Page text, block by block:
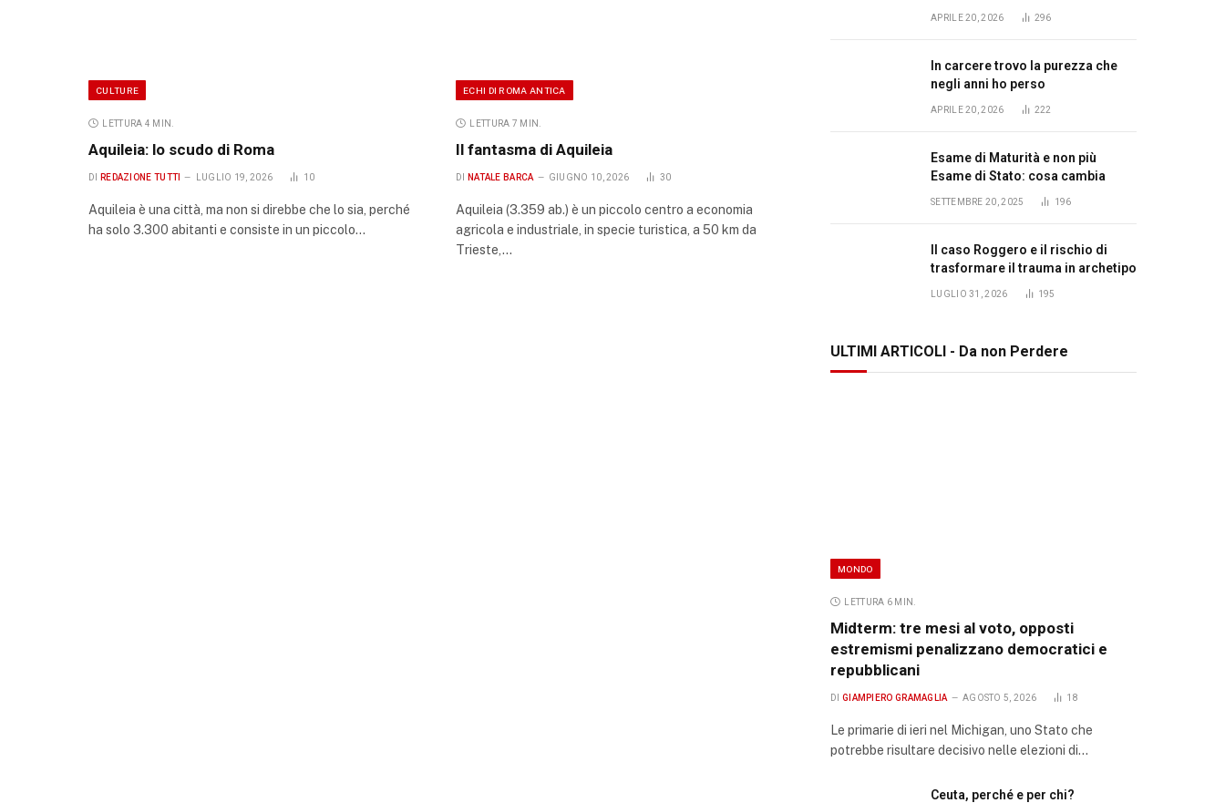
CULTURE
LETTURA 4 MIN.
Aquileia: lo scudo di Roma
DI REDAZIONE TUTTI LUGLIO 19, 2026 10
Aquileia è una città, ma non si direbbe che lo sia, perché
ha solo 3.300 abitanti e consiste in un piccolo…
ECHI DI ROMA ANTICA
LETTURA 7 MIN.
Il fantasma di Aquileia
DI NATALE BARCA GIUGNO 10, 2026 30
Aquileia (3.359 ab.) è un piccolo centro a economia
agricola e industriale, in specie turistica, a 50 km da
Trieste,…
APRILE 20, 2026 296
In carcere trovo la purezza che
negli anni ho perso
APRILE 20, 2026 222
Esame di Maturità e non più
Esame di Stato: cosa cambia
SETTEMBRE 20, 2025 196
Il caso Roggero e il rischio di
trasformare il trauma in archetipo
LUGLIO 31, 2026 195
ULTIMI ARTICOLI - Da non Perdere
MONDO
LETTURA 6 MIN.
Midterm: tre mesi al voto, opposti
estremismi penalizzano democratici e
repubblicani
DI GIAMPIERO GRAMAGLIA AGOSTO 5, 2026 18
Le primarie di ieri nel Michigan, uno Stato che
potrebbe risultare decisivo nelle elezioni di…
Ceuta, perché e per chi?